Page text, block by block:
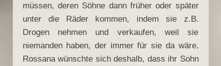
müssen, deren Söhne dann früher oder später
unter die Räder kommen, indem sie z.B.
Drogen nehmen und verkaufen, weil sie
niemanden haben, der immer für sie da wäre.
Rossana wünschte sich deshalb, dass ihr Sohn